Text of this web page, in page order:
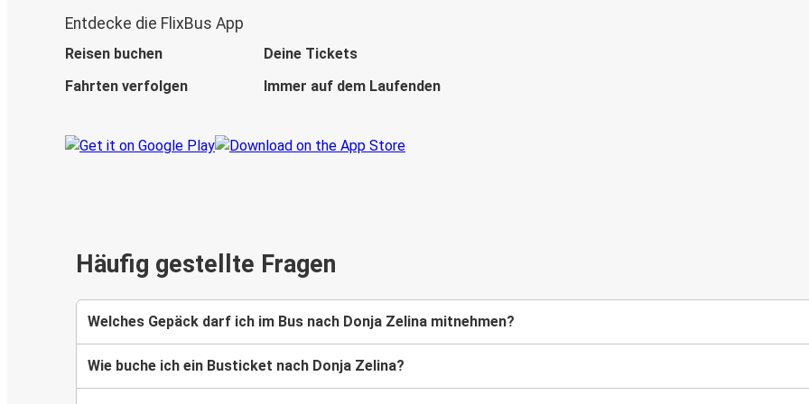
Entdecke die FlixBus App
Reisen buchen
Deine Tickets
Fahrten verfolgen
Immer auf dem Laufenden
Häufig gestellte Fragen
Welches Gepäck darf ich im Bus nach Donja Zelina mitnehmen?
Wie buche ich ein Busticket nach Donja Zelina?